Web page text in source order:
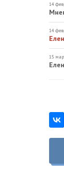
14
14
15